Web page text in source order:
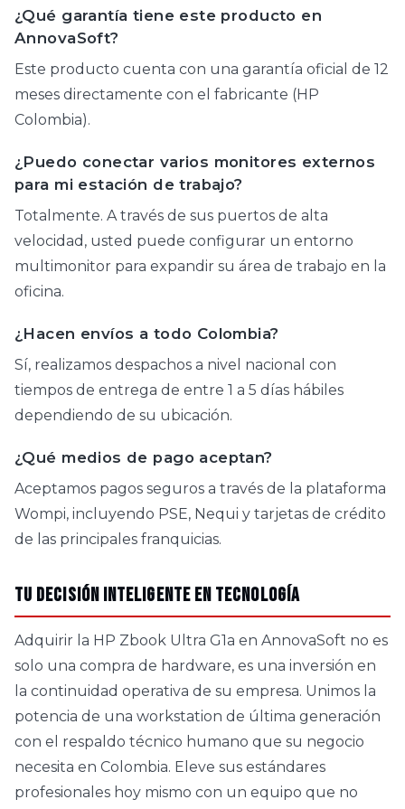
¿Qué garantía tiene este producto en
AnnovaSoft?
Este producto cuenta con una garantía oficial de 12
meses directamente con el fabricante (HP
Colombia).
¿Puedo conectar varios monitores externos
para mi estación de trabajo?
Totalmente. A través de sus puertos de alta
velocidad, usted puede configurar un entorno
multimonitor para expandir su área de trabajo en la
oficina.
¿Hacen envíos a todo Colombia?
Sí, realizamos despachos a nivel nacional con
tiempos de entrega de entre 1 a 5 días hábiles
dependiendo de su ubicación.
¿Qué medios de pago aceptan?
Aceptamos pagos seguros a través de la plataforma
Wompi, incluyendo PSE, Nequi y tarjetas de crédito
de las principales franquicias.
Tu decisión inteligente en tecnología
Adquirir la HP Zbook Ultra G1a en AnnovaSoft no es
solo una compra de hardware, es una inversión en
la continuidad operativa de su empresa. Unimos la
potencia de una workstation de última generación
con el respaldo técnico humano que su negocio
necesita en Colombia. Eleve sus estándares
profesionales hoy mismo con un equipo que no